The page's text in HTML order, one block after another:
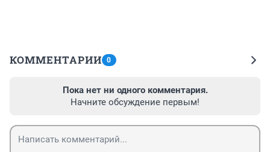
КОММЕНТАРИИ 0
Пока нет ни одного комментария.
Начните обсуждение первым!